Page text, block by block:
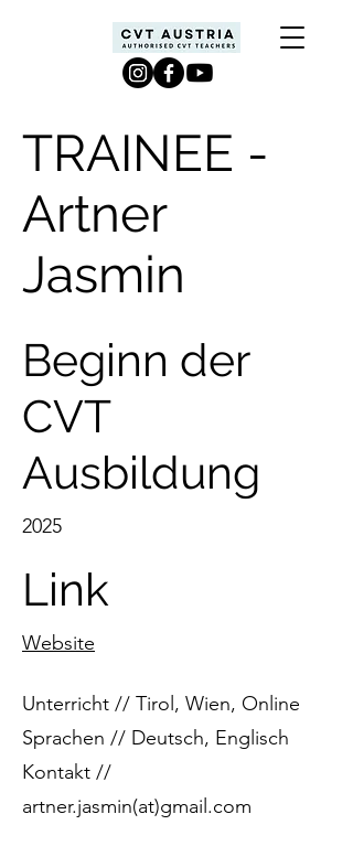
TRAINEE -
Artner
Jasmin
Beginn der
CVT
Ausbildung
2025
Link
Website
Unterricht // Tirol, Wien, Online
Sprachen // Deutsch, Englisch
Kontakt //
artner.jasmin(at)gmail.com